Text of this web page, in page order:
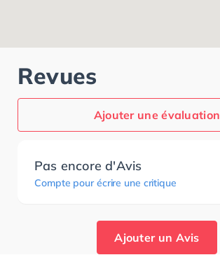
Revues
Ajouter une évaluation
Pas encore d'Avis
Compte pour écrire une critique
Ajouter un Avis